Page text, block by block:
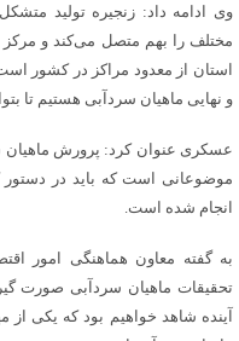
وی ادامه داد: زنجیره تولید
مختلف را بهم متصل می‌کند و مرکز
استان از معدود مراکز در کشور
و نهایی ماهیان سردآبی هستیم تا
عسکری عنوان کرد: پرورش ماهیان
موضوعانی است که باید در دستور
انجام شده است.
به گفته معاون هماهنگی امور
تحقیقات ماهیان سردآبی صورت
آینده شاهد خواهیم بود که یکی